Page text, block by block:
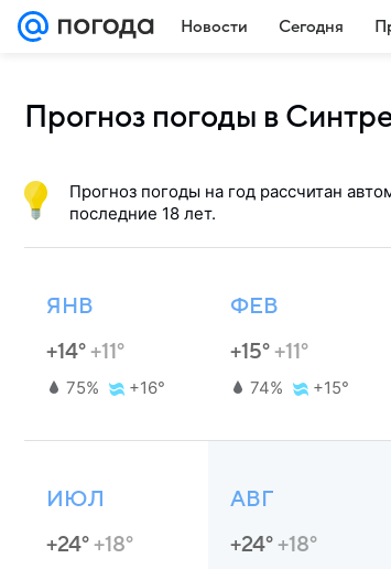
Новости Сегодня
Прогноз погоды в
Прогноз погоды на год рассчитан
последние 18 лет.
ЯНВ
+14°+11°
75% +16°
ФЕВ
+15°+11°
74% +15°
ИЮЛ
+24°+18°
АВГ
+24°+18°